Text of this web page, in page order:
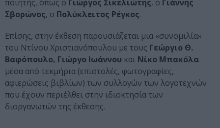
ποιητής, όπως ο Γιώργος Σικελιώτης, ο Γιάννης
Σβορώνος, ο Πολύκλειτος Ρέγκος.
Επίσης, στην έκθεση παρουσιάζεται μια «συνομιλία»
του Ντίνου Χριστιανόπουλου με τους Γεώργιο Θ.
Βαφόπουλο, Γιώργο Ιωάννου και Νίκο Μπακόλα
μέσα από τεκμήρια (επιστολές, φωτογραφίες,
αφιερώσεις βιβλίων) των συλλογών των λογοτεχνών
που έχουν περιέλθει στην ιδιοκτησία των
διοργανωτών της έκθεσης.